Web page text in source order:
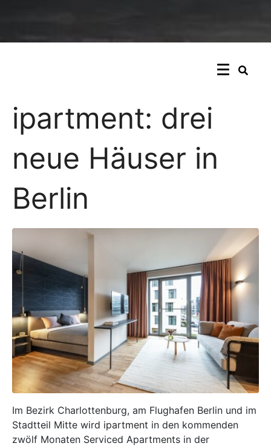
ipartment: drei
neue Häuser in
Berlin
Im Bezirk Charlottenburg, am Flughafen Berlin und im
Stadtteil Mitte wird ipartment in den kommenden
zwölf Monaten Serviced Apartments in der